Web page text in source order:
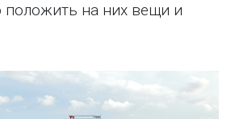
на них вещи и